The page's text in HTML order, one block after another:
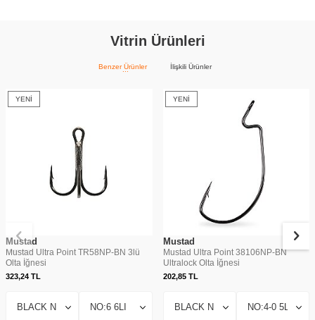
Vitrin Ürünleri
Benzer Ürünler İlişkili Ürünler
YENI
Mustad
Mustad Ultra Point TR58NP-BN 3lü
Olta İğnesi
323,24 TL
YENI
Mustad
Mustad Ultra Point 38106NP-BN
Ultralock Olta İğnesi
202,85TL